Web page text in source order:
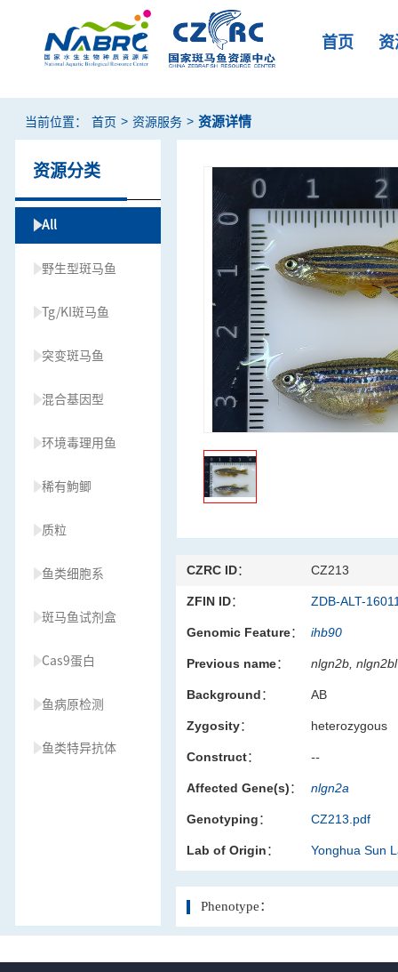
首页
当前位置： 首页 > 资源服务 > 资源详情
资源分类
All
野生型斑马鱼
Tg/KI斑马鱼
突变斑马鱼
混合基因型
环境毒理用鱼
稀有鮈鲫
质粒
鱼类细胞系
斑马鱼试剂盒
Cas9蛋白
鱼病原检测
鱼类特异抗体
CZRC ID： CZ213
ZFIN ID： ZDB-ALT-
Genomic Feature： ihb90
Previous name： nlgn2b, nlgn2bl
Background： AB
Zygosity： heterozygous
Construct： --
Affected Gene(s)： nlgn2a
Genotyping： CZ213.pdf
Lab of Origin： Yonghua Sun
Phenotype：